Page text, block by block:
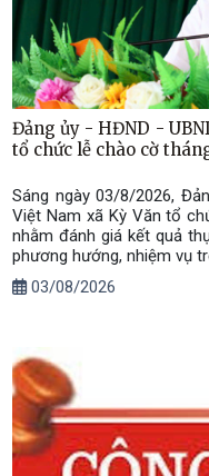
Đảng ủy - HĐND -
tổ chức lễ chào cờ
Sáng ngày 03/8/2026,
Việt Nam xã Kỳ Văn tổ
nhằm đánh giá kết quả
phương hướng, nhiệm vụ
03/08/2026